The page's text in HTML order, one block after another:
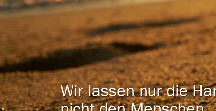
Wir lassen nur die